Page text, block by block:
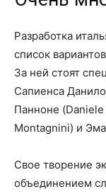
Разработка
список
За ней стоят
Сапиенса
Панноне
Montagnini) и
Свое творение
объединением